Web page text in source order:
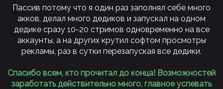
Пассив потому что я один раз заполнял себе много
акков, делал много дедиков и запускал на одном
дедике сразу 10-20 стримов одновременно на все
аккаунты, а на других крутил софтом просмотры
рекламы, раз в сутки перезапуская все дедики.
Спасибо всем, кто прочитал до конца! Возможностей
заработать действительно много, главное успевать